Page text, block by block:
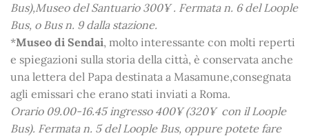
Bus),Museo del Santuario 300¥. Fermata n. 6 del Loople
Bus, o Bus n. 9 dalla stazione.
*Museo di Sendai, molto interessante con molti reperti
e spiegazioni sulla storia della città, è conservata anche
una lettera del Papa destinata a Masamune,consegnata
agli emissari che erano stati inviati a Roma.
Orario 09.00-16.45 ingresso 400¥ (320¥ con il Loople
Bus). Fermata n. 5 del Loople Bus, oppure potete fare